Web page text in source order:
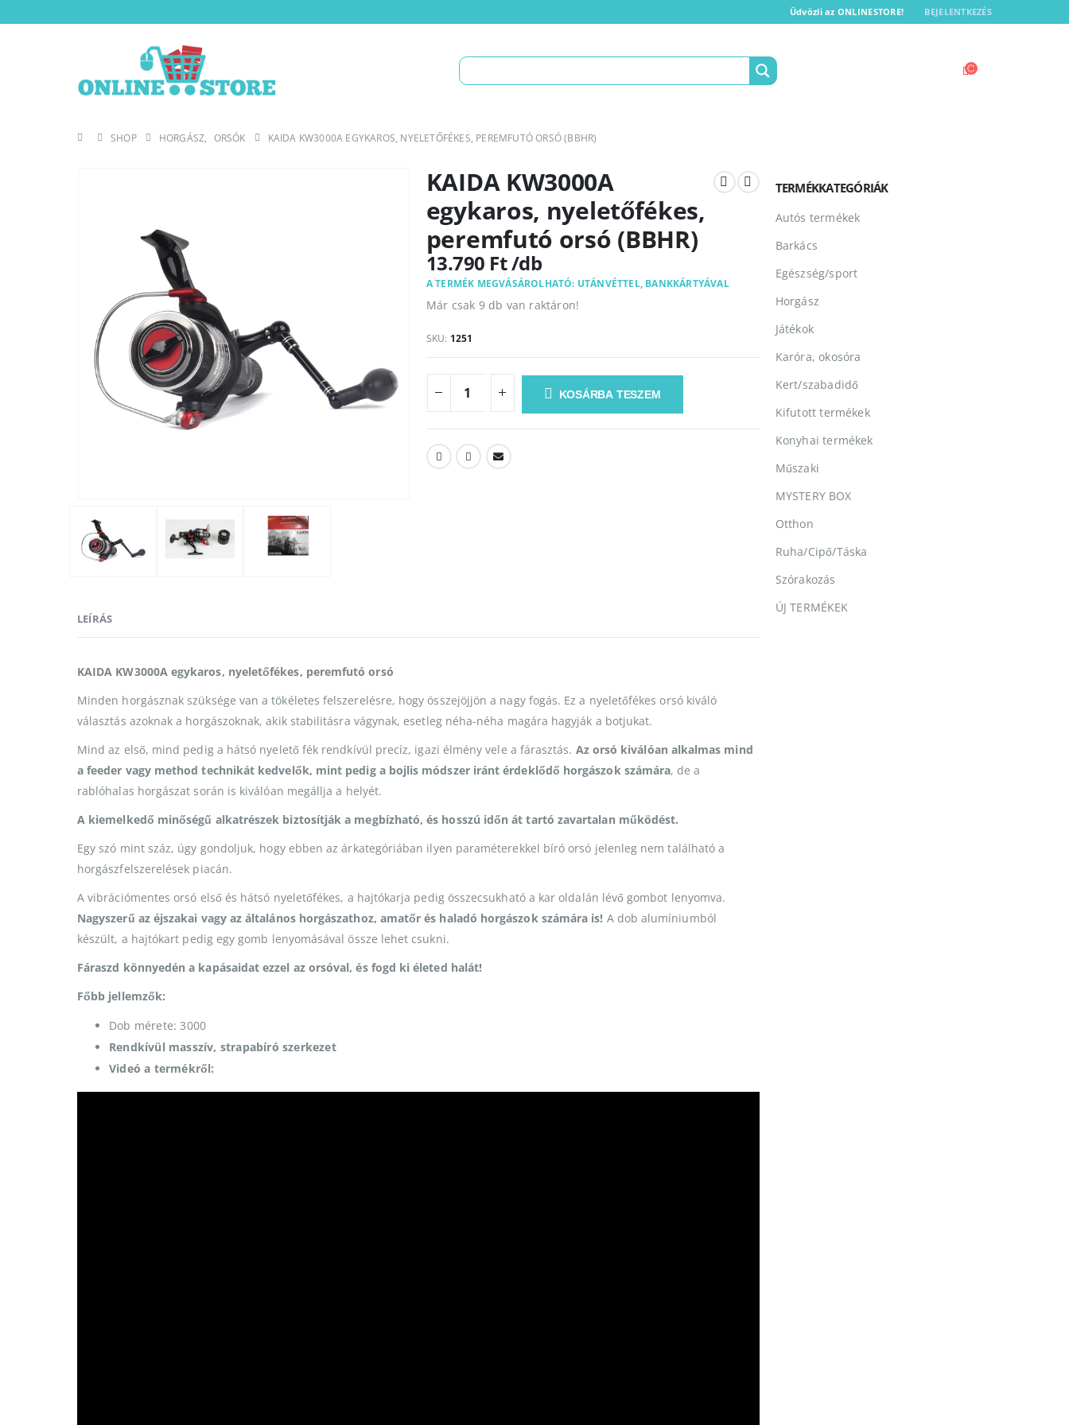
Üdvözli az ONLINESTORE! BEJELENTKEZÉS
SHOP HORGÁSZ, ORSÓK KAIDA KW3000A EGYKAROS, NYELETŐFÉKES, PEREMFUTÓ ORSÓ (BBHR)
KAIDA KW3000A
egykaros, nyeletőfékes,
peremfutó orsó (BBHR)
13.790 Ft
A TERMÉK MEGVÁSÁROLHATÓ: UTÁNVÉTTEL, BANKKÁRTYÁVAL
Már csak 9 db van raktáron!
SKU: 1251
KOSÁRBA TESZEM
LEÍRÁS
KAIDA KW3000A egykaros, nyeletőfékes, peremfutó orsó
Minden horgásznak szüksége van a tökéletes felszerelésre, hogy összejöjjön a nagy fogás. Ez a nyeletőfékes orsó kiváló
választás azoknak a horgászoknak, akik stabilitásra vágynak, esetleg néha-néha magára hagyják a botjukat.
Mind az első, mind pedig a hátsó nyelető fék rendkívül precíz, igazi élmény vele a fárasztás. Az orsó kiválóan alkalmas mind
a feeder vagy method technikát kedvelők, mint pedig a bojlis módszer iránt érdeklődő horgászok számára, de a
rablóhalas horgászat során is kiválóan megállja a helyét.
A kiemelkedő minőségű alkatrészek biztosítják a megbízható, és hosszú időn át tartó zavartalan működést.
Egy szó mint száz, úgy gondoljuk, hogy ebben az árkategóriában ilyen paraméterekkel bíró orsó jelenleg nem található a
horgászfelszerelések piacán.
A vibrációmentes orsó első és hátsó nyeletőfékes, a hajtókarja pedig összecsukható a kar oldalán lévő gombot lenyomva.
Nagyszerű az éjszakai vagy az általános horgászathoz, amatőr és haladó horgászok számára is! A dob alumíniumból
készült, a hajtókart pedig egy gomb lenyomásával össze lehet csukni.
Fáraszd könnyedén a kapásaidat ezzel az orsóval, és fogd ki életed halát!
Főbb jellemzők:
Dob mérete: 3000
Rendkívül masszív, strapabíró szerkezet
Videó a termékről:
TERMÉKKATEGÓRIÁK
Autós termékek
Barkács
Egészség/sport
Horgász
Játékok
Karóra, okosóra
Kert/szabadidő
Kifutott termékek
Konyhai termékek
Műszaki
MYSTERY BOX
Otthon
Ruha/Cipő/Táska
Szórakozás
ÚJ TERMÉKEK